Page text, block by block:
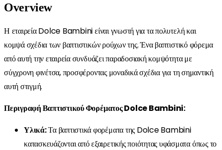
Overview
Η εταιρεία Dolce Bambini είναι γνωστή για τα πολυτελή και
κομψά σχέδια των βαπτιστικών ρούχων της. Ένα βαπτιστικό φόρεμα
από αυτή την εταιρεία συνδυάζει παραδοσιακή κομψότητα με
σύγχρονη φινέτσα, προσφέροντας μοναδικά σχέδια για τη σημαντική
αυτή στιγμή.
Περιγραφή Βαπτιστικού Φορέματος Dolce Bambini:
Υλικά:Τα βαπτιστικά φορέματα της Dolce Bambini
κατασκευάζονται από εξαιρετικής ποιότητας υφάσματα όπως το